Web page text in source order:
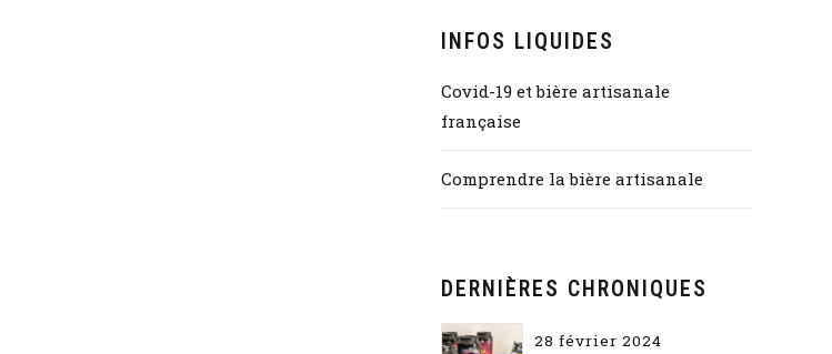
INFOS LIQUIDES
Covid-19 et bière artisanale
française
Comprendre la bière artisanale
DERNIÈRES CHRONIQUES
28 février 2024